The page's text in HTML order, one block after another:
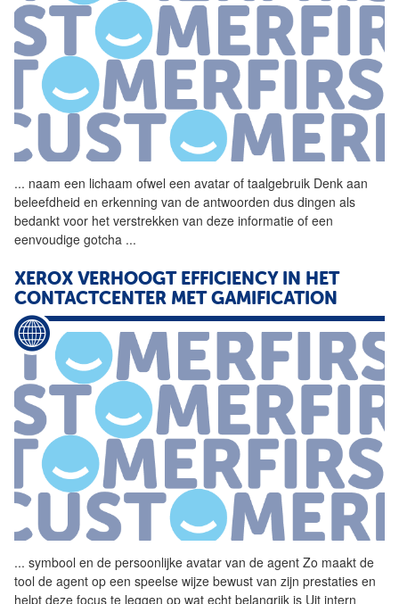
... naam een lichaam ofwel een avatar of taalgebruik Denk aan
beleefdheid en erkenning van de antwoorden dus dingen als
bedankt voor het verstrekken van deze informatie of een
eenvoudige gotcha ...
XEROX VERHOOGT EFFICIENCY IN HET
CONTACTCENTER MET GAMIFICATION
... symbool en de persoonlijke avatar van de agent Zo maakt de
tool de agent op een speelse wijze bewust van zijn prestaties en
helpt deze focus te leggen op wat echt belangrijk is Uit intern